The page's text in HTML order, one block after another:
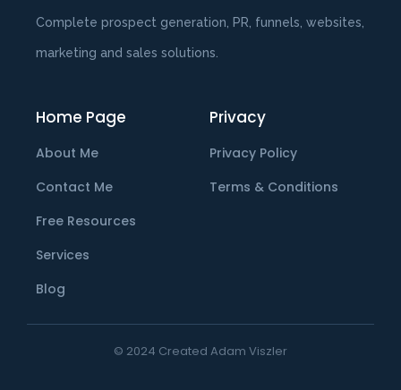
Complete prospect generation, PR, funnels, websites,
marketing and sales solutions.
Home Page
About Me
Contact Me
Free Resources
Services
Blog
Privacy
Privacy Policy
Terms & Conditions
© 2024 Created Adam Viszler